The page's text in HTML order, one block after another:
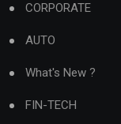
CORPORATE
AUTO
What's New ?
FIN-TECH